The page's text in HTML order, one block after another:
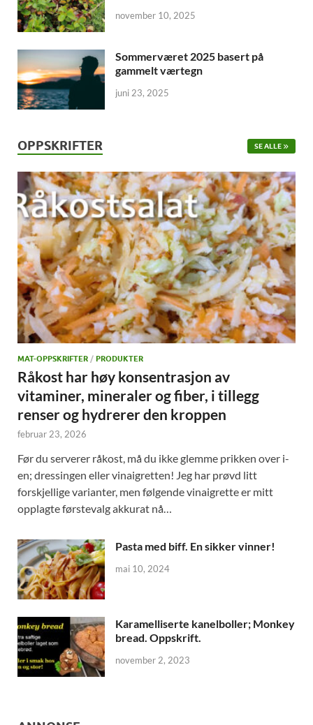
november 10, 2025
Sommerværet 2025 basert på
gammelt værtegn
juni 23, 2025
OPPSKRIFTER SE ALLE
MAT-OPPSKRIFTER / PRODUKTER
Råkost har høy konsentrasjon av
vitaminer, mineraler og fiber, i tillegg
renser og hydrerer den kroppen
februar 23, 2026
Før du serverer råkost, må du ikke glemme prikken over i-
en; dressingen eller vinaigretten! Jeg har prøvd litt
forskjellige varianter, men følgende vinaigrette er mitt
opplagte førstevalg akkurat nå…
Pasta med biff. En sikker vinner!
mai 10, 2024
Karamelliserte kanelboller; Monkey
bread. Oppskrift.
november 2, 2023